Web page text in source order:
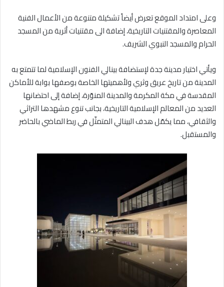
وعلى امتداد الموقع تعرض أيضاً تشكيلة متنوعة من الأعمال الفنية
المعاصرة والمقتنيات التاريخية، إضافة الى مقتنيات أثرية من المسجد
الحرام والمسجد النبوي الشريف.
ويأتي اختيار مدينة جدة لإستضافة بينالي الفنون الإسلامية لما تتمتع به
المدينة من تاريخ عريق وثري ولأهميتها الخاصة بوصفها بوابة للأماكن
المقدسة في مكة المكرمة والمدينة المنوّرة، إضافة إلى احتضانها
العديد من المعالم الإسلامية التاريخية، بجانب تنوع مشهدها التراثي
والثقافي، مما يكمّل هدف البينالي المتمثّل في ربط الماضي بالحاضر
والمستقبل.